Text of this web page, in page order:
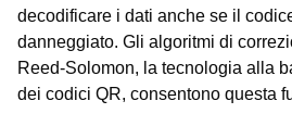
decodificare i dati anche se il
danneggiato. Gli algoritmi di
Reed-Solomon, la tecnologia alla
dei codici QR, consentono questa